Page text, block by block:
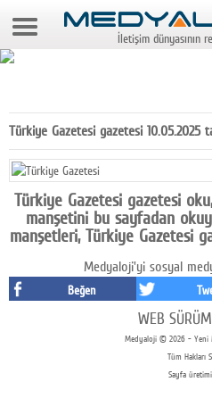
9 Ağustos 2026 7:40:55
Gazeteler
Medya
Reyting-tiraj
Teknoloji
İletişim dünyasının
Türkiye Gazetesi gazetesi 10.05.2025
Türkiye Gazetesi gazetesi
manşetini bu sayfadan
manşetleri, Türkiye Gazetesi
Medyaloji'yi sosyal
Beğen
WEB
Medyaloji © 2026 - Yeni
Tüm Hakları
Sayfa